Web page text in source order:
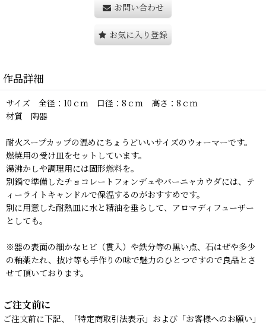
お問い合わせ
お気に入り登録
作品詳細
サイズ 全径：10ｃｍ 口径：8ｃｍ 高さ：8ｃｍ
材質 陶器
耐火スープカップの温めにちょうどいいサイズのウォーマーです。
燃焼用の受け皿をセットしています。
湯沸かしや調理用には固形燃料を。
別鍋で準備したチョコレートフォンデュやバーニャカウダには、テ
ィーライトキャンドルで保温するのがおすすめです。
別に用意した耐熱皿に水と精油を垂らして、アロマディフューザー
としても。
※器の表面の細かなヒビ（貫入）や鉄分等の黒い点、石はぜや多少
の釉薬たれ、抜け等も手作りの味で魅力のひとつですので良品とさ
せて頂いております。
ご注文前に
ご注文前に下記、「特定商取引法表示」および「お客様へのお願い」